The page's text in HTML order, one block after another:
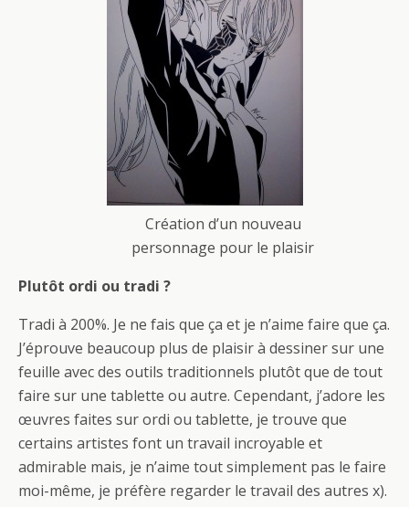
Création d’un nouveau
personnage pour le plaisir
Plutôt ordi ou tradi ?
Tradi à 200%. Je ne fais que ça et je n’aime faire que ça.
J’éprouve beaucoup plus de plaisir à dessiner sur une
feuille avec des outils traditionnels plutôt que de tout
faire sur une tablette ou autre. Cependant, j’adore les
œuvres faites sur ordi ou tablette, je trouve que
certains artistes font un travail incroyable et
admirable mais, je n’aime tout simplement pas le faire
moi-même, je préfère regarder le travail des autres x).